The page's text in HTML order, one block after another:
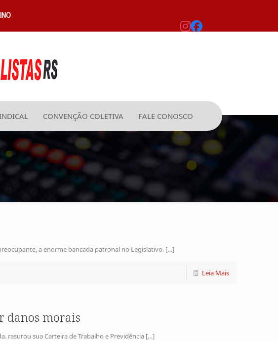
CONVENÇÃO COLETIVA FALE CONOSCO
a enorme bancada patronal no Legislativo. […]
Leia Mais
danos morais
rasurou sua Carteira de Trabalho e Previdência […]